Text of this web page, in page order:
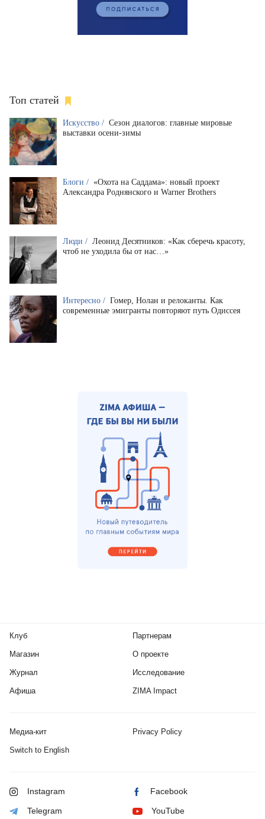
Топ статей
Искусство / Сезон диалогов: главные мировые
выставки осени-зимы
Блоги / «Охота на Саддама»: новый проект
Александра Роднянского и Warner Brothers
Люди / Леонид Десятников: «Как сберечь красоту,
чтоб не уходила бы от нас…»
Интересно / Гомер, Нолан и релоканты. Как
современные эмигранты повторяют путь Одиссея
Клуб
Магазин
Журнал
Афиша
Партнерам
О проекте
Исследование
ZIMA Impact
Медиа-кит Privacy Policy
Switch to English
Instagram Facebook
Telegram YouTube